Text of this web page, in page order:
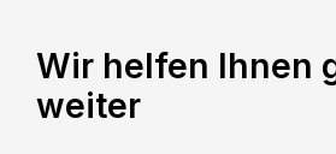
Wir helfen Ihnen
weiter